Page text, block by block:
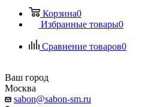
Корзина0
Избранные товары0
Сравнение товаров0
Ваш город
Москва
sabon@sabon-sm.ru